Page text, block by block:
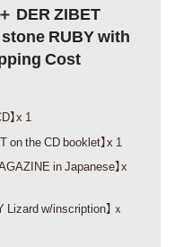
DER ZIBET
RUBY with
Cost
】x 1
on the CD booklet】x 1
in Japanese】x
Lizard w/inscription】ｘ